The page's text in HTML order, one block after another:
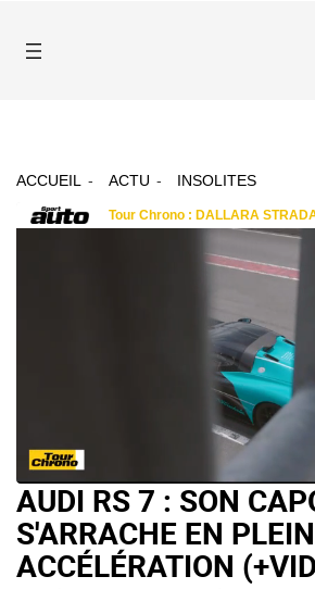
ACCUEIL ACTU INSOLITES
AUDI RS 7 : SON
S'ARRACHE EN
ACCÉLÉRATION